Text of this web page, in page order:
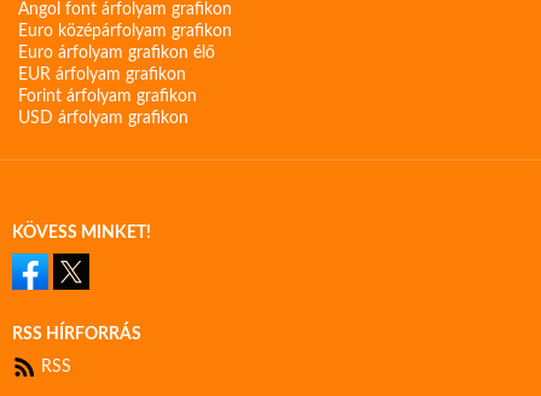
Angol font árfolyam grafikon
Euro középárfolyam grafikon
Euro árfolyam grafikon élő
EUR árfolyam grafikon
Forint árfolyam grafikon
USD árfolyam grafikon
KÖVESS MINKET!
RSS HÍRFORRÁS
RSS